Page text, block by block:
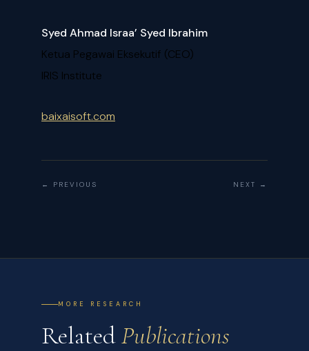
Syed Ahmad Israa’ Syed Ibrahim
Ketua Pegawai Eksekutif (CEO)
IRIS Institute
baixaisoft.com
← PREVIOUS NEXT →
MORE RESEARCH
RelatedPublications